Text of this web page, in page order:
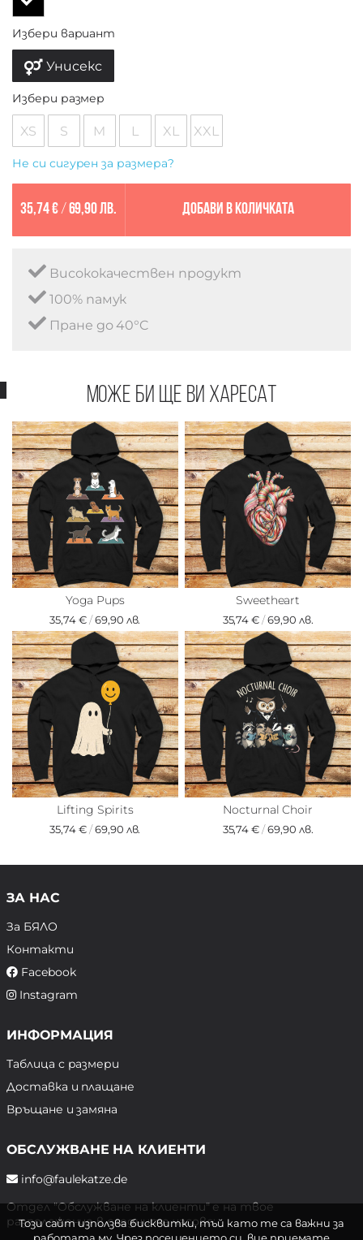
Избери вариант
Унисекс
Избери размер
XS S M L XL XXL
Не си сигурен за размера?
35,74 €/ 69,90 лв. Добави в количката
Висококачествен продукт
100% памук
Пране до 40°C
Може би ще ви харесат
Yoga Pups
35,74 €/69,90 лв.
Sweetheart
35,74 €/69,90 лв.
Lifting Spirits
35,74 €/69,90 лв.
Nocturnal Choir
35,74 €/69,90 лв.
ЗА НАС
За БЯЛО
Контакти
Facebook
Instagram
ИНФОРМАЦИЯ
Таблица с размери
Доставка и плащане
Връщане и замяна
ОБСЛУЖВАНЕ НА КЛИЕНТИ
info@faulekatze.de
Отдел "Обслужване на клиенти" е на твое
разположение в следните часове:
Този сайт използва бисквитки, тъй като те са важни за